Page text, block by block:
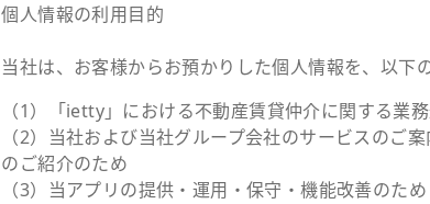
個人情報の利用目的
当社は、お客様からお預かりした個人情報を、以下
（1）「ietty」における不動産賃貸仲介に関する業
（2）当社および当社グループ会社のサービスのご
のご紹介のため
（3）当アプリの提供・運用・保守・機能改善のため